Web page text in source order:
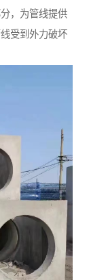
，为管线提供
受到外力破坏